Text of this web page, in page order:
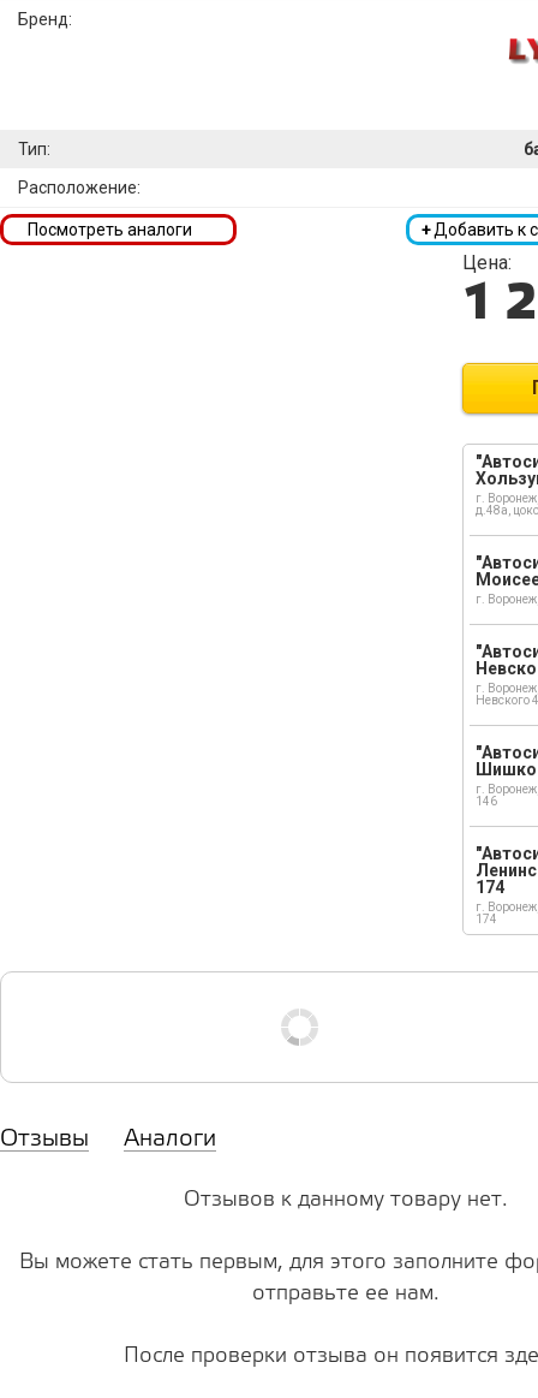
Бренд:
Тип:
Расположение:
+Добавить к
Посмотреть аналоги
Цена:
1
г.
д.48а,
г.
г.
Невского
г.
146
174
г.
174
Отзывы Аналоги
Отзывов к данному товару нет.
Вы можете стать первым, для этого заполните
отправьте ее нам.
После проверки отзыва он появится